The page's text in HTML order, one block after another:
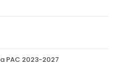
PAC 2023-2027